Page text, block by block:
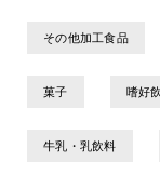
その他加工食品
菓子 嗜好
牛乳・乳飲料